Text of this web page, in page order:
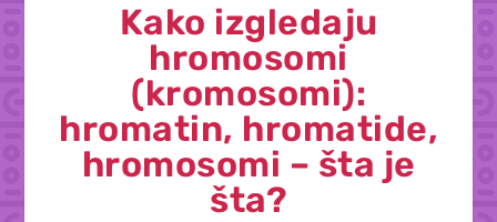
Kako izgledaju
hromosomi
(kromosomi):
hromatin, hromatide,
hromosomi – šta je
šta?